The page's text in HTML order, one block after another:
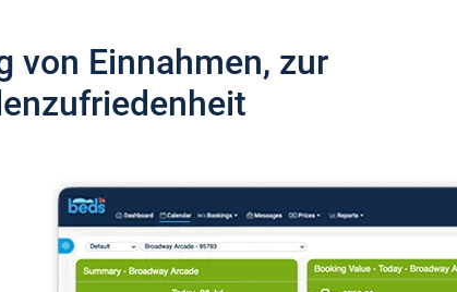
von Einnahmen, zur